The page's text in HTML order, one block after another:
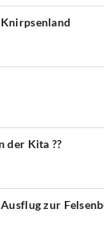
der Kita ??
zur